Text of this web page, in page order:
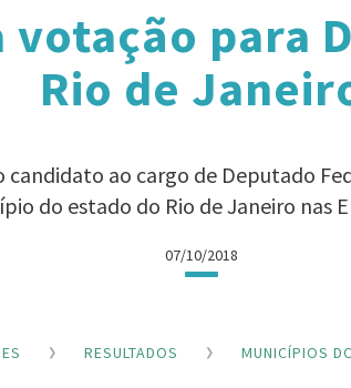
votação para
Rio de
ao cargo de Deputado
do estado do Rio de Janeiro nas
07/10/2018
RESULTADOS MUNICÍPIOS